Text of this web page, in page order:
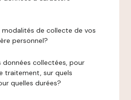
modalités de collecte de vos
personnel?
données collectées, pour
traitement, sur quels
quelles durées?